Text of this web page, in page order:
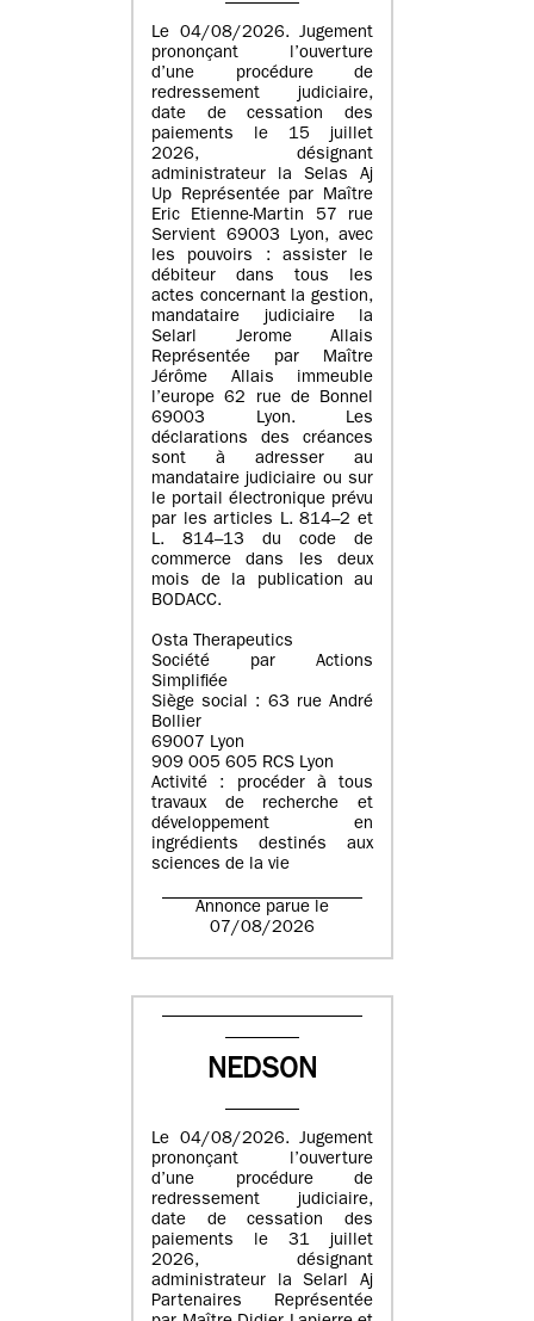
Le 04/08/2026. Jugement
prononçant l’ouverture
d’une procédure de
redressement judiciaire,
date de cessation des
paiements le 15 juillet
2026, désignant
administrateur la Selas Aj
Up Représentée par Maître
Eric Etienne-Martin 57 rue
Servient 69003 Lyon, avec
les pouvoirs : assister le
débiteur dans tous les
actes concernant la gestion,
mandataire judiciaire la
Selarl Jerome Allais
Représentée par Maître
Jérôme Allais immeuble
l’europe 62 rue de Bonnel
69003 Lyon. Les
déclarations des créances
sont à adresser au
mandataire judiciaire ou sur
le portail électronique prévu
par les articles L. 814–2 et
L. 814–13 du code de
commerce dans les deux
mois de la publication au
BODACC.
Osta Therapeutics
Société par Actions
Simplifiée
Siège social : 63 rue André
Bollier
69007 Lyon
909 005 605 RCS Lyon
Activité : procéder à tous
travaux de recherche et
développement en
ingrédients destinés aux
sciences de la vie
Annonce parue le
07/08/2026
NEDSON
Le 04/08/2026. Jugement
prononçant l’ouverture
d’une procédure de
redressement judiciaire,
date de cessation des
paiements le 31 juillet
2026, désignant
administrateur la Selarl Aj
Partenaires Représentée